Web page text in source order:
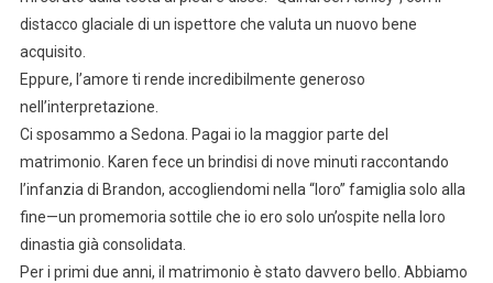
distacco glaciale di un ispettore che valuta un nuovo bene
acquisito.
Eppure, l’amore ti rende incredibilmente generoso
nell’interpretazione.
Ci sposammo a Sedona. Pagai io la maggior parte del
matrimonio. Karen fece un brindisi di nove minuti raccontando
l’infanzia di Brandon, accogliendomi nella “loro” famiglia solo alla
fine—un promemoria sottile che io ero solo un’ospite nella loro
dinastia già consolidata.
Per i primi due anni, il matrimonio è stato davvero bello. Abbiamo